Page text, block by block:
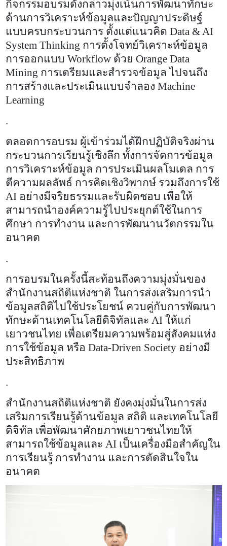
กิจกรรมอบรมดังกล่าวมุ่งเน้นการพัฒนาทักษะ
ด้านการวิเคราะห์ข้อมูลและปัญญาประดิษฐ์
แบบครบกระบวนการ ตั้งแต่แนวคิด Data & AI
System Thinking การตั้งโจทย์วิเคราะห์ข้อมูล
การออกแบบ Workflow ด้วย Orange Data
Mining การเตรียมและสำรวจข้อมูล ไปจนถึง
การสร้างและประเมินแบบจำลอง Machine
Learning
.
ตลอดการอบรม ผู้เข้าร่วมได้ฝึกปฏิบัติจริงผ่าน
กระบวนการเรียนรู้เชิงลึก ทั้งการจัดการข้อมูล
การวิเคราะห์ข้อมูล การประเมินผลโมเดล การ
ตีความผลลัพธ์ การคิดเชิงวิพากษ์ รวมถึงการใช้
AI อย่างมีจริยธรรมและรับผิดชอบ เพื่อให้
สามารถนำองค์ความรู้ไปประยุกต์ใช้ในการ
ศึกษา การทำงาน และการพัฒนานวัตกรรมใน
อนาคต
.
การอบรมในครั้งนี้สะท้อนถึงความมุ่งมั่นของ
สำนักงานสถิติแห่งชาติ ในการส่งเสริมการนำ
ข้อมูลสถิติไปใช้ประโยชน์ ควบคู่กับการพัฒนา
ทักษะด้านเทคโนโลยีดิจิทัลและ AI ให้แก่
เยาวชนไทย เพื่อเตรียมความพร้อมสู่สังคมแห่ง
การใช้ข้อมูล หรือ Data-Driven Society อย่างมี
ประสิทธิภาพ
.
สำนักงานสถิติแห่งชาติ ยังคงมุ่งมั่นในการส่ง
เสริมการเรียนรู้ด้านข้อมูล สถิติ และเทคโนโลยี
ดิจิทัล เพื่อพัฒนาศักยภาพเยาวชนไทยให้
สามารถใช้ข้อมูลและ AI เป็นเครื่องมือสำคัญใน
การเรียนรู้ การทำงาน และการตัดสินใจใน
อนาคต